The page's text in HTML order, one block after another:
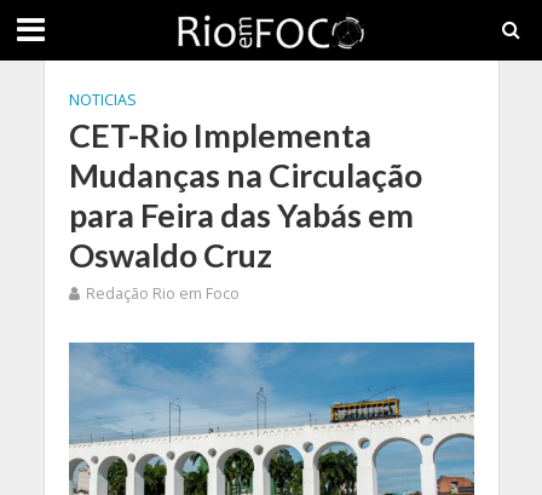
NOTICIAS
CET-Rio Implementa
Mudanças na Circulação
para Feira das Yabás em
Oswaldo Cruz
Redação Rio em Foco